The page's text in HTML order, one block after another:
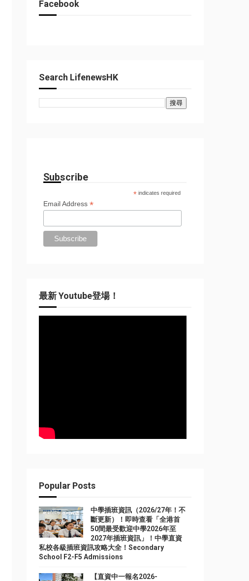
Facebook
Search LifenewsHK
Subscribe
* indicates required
Email Address *
最新 Youtube登場！
Popular Posts
中學插班資訊（2026/27年！不
斷更新）！即時查看「全港首
50間最受歡迎中學2026年至
2027年插班資訊」！中學直資
私校各級插班資訊攻略大全！Secondary
School F2-F5 Admissions
【直資中一報名2026-